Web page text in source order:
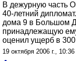
В дежурную часть
40-летний
дома 9 в Большом
принадлежащую
оценил ущерб в
19 октября 2006 г., 10:36